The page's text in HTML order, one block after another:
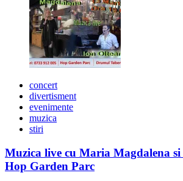
concert
divertisment
evenimente
muzica
stiri
Muzica live cu Maria Magdalena
Hop Garden Parc